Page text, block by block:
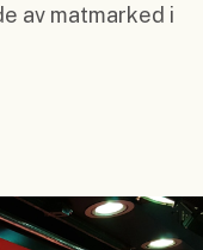
av matmarked i